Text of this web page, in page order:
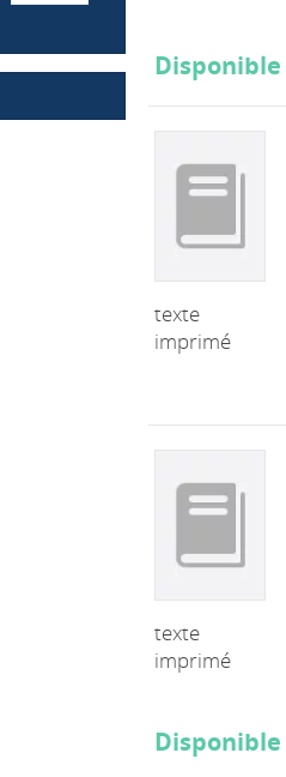
Disponible
texte
imprimé
texte
imprimé
Disponible